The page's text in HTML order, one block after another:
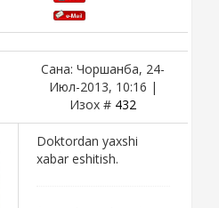
Сана: Чоршанба, 24-
Июл-2013, 10:16 |
Изох # 432
Doktordan yaxshi
xabar eshitish.